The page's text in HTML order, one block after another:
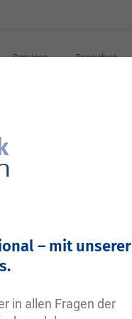
Services Branchen
DIN EN549,
– mit unserer
in allen Fragen der